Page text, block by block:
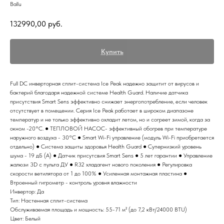
Ballu
132990,00 руб.
Купить
Full DC инверторная сплит-система Ice Peak надежно защитит от вирусов и
бактерий благодаря надежной системе Health Guard. Наличие датчика
присутствия Smart Sens эффективно снижает энергопотребление, если человек
отсутствует в помещении. Серия Ice Peak работает в широком диапазоне
температур и не только эффективно охладит летом, но и согреет зимой, когда за
окном -20°С. ● ТЕПЛОВОЙ НАСОС- эффективный обогрев при температуре
наружного воздуха - 30°C ● Smart Wi-Fi управление (модуль Wi-Fi приобретается
отдельно) ● Система защиты здоровья Health Guard ● Супернизкий уровень
шума - 19 дБ (А) ● Датчик присутсвия Smart Sens ● 5 лет гарантии ● Управление
жалюзи 3D с пульта ДУ ● R32 хладагент нового поколения ● Регулировка
скорости ветилятора от 1 до 100% ● Усиленная монтажная пластина ●
Втроенный гигрометр - контроль уровня влажности
Инвертор: Да
Тип: Настенная сплит-система
Обслуживаемая площадь и мощность: 55-71 м² (до 7,2 кВт/24000 BTU)
Цвет: Белый